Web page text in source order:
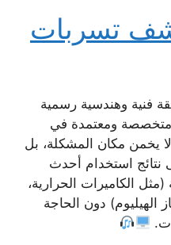
تسربات
فنية وهندسية رسمية
ومعتمدة في
يخمن مكان المشكلة، بل
نتائج استخدام أحدث
(مثل الكاميرات الحرارية،
الهيليوم) دون الحاجة